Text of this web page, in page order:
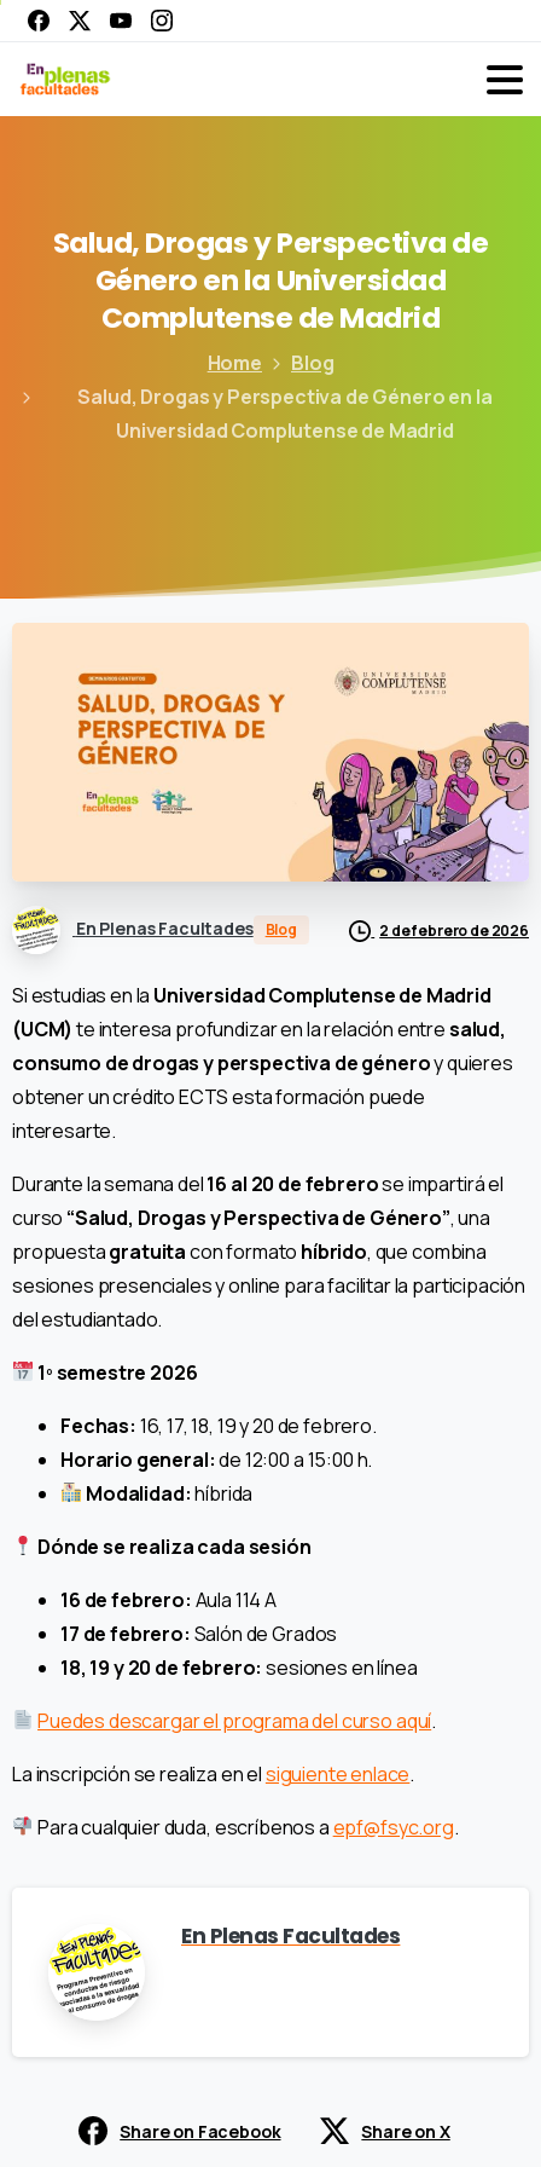
Salud,DrogasyPerspectivade
Géneroenla Universidad
ComplutensedeMadrid
Home
Blog
Salud, Drogas y Perspectiva de Género en la
Universidad Complutense de Madrid
En Plenas Facultades Blog 2 de febrero de 2026
Si estudias en la Universidad Complutense de Madrid
(UCM)te interesa profundizar en la relación entresalud,
consumo de drogas y perspectiva de géneroy quieres
obtener un crédito ECTS esta formación puede
interesarte.
Durante la semana del16 al 20 de febrerose impartirá el
curso “Salud, Drogas y Perspectiva de Género”, una
propuestagratuitacon formato híbrido, que combina
sesiones presenciales y online para facilitar la participación
del estudiantado.
1º semestre 2026
Fechas: 16, 17, 18, 19 y 20 de febrero.
Horario general:de 12:00 a 15:00 h.
Modalidad:híbrida
Dónde se realiza cada sesión
16 de febrero: Aula 114 A
17 de febrero: Salón de Grados
18, 19 y 20 de febrero: sesiones en línea
Puedes descargar el programa del curso aquí.
La inscripción se realiza en elsiguiente enlace.
Para cualquier duda, escríbenos aepf@fsyc.org.
En Plenas Facultades
Share on Facebook Share on X